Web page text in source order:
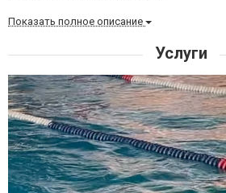
Показать полное описание
Услуги